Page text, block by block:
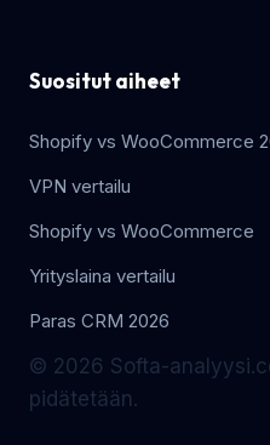
Suositut aiheet
Shopify vs WooCommerce
VPN vertailu
Shopify vs WooCommerce
Yrityslaina vertailu
Paras CRM 2026
© 2026 Softa-
pidätetään.